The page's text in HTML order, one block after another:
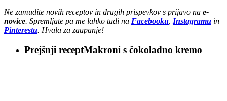
Ne zamudite novih receptov in drugih prispevkov s prijavo na e-
novice. Spremljate pa me lahko tudi na Facebooku, Instagramu in
Pinterestu. Hvala za zaupanje!
Prejšnji receptMakroni s čokoladno kremo